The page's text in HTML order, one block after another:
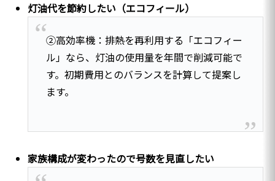
灯油代を節約したい（エコフィール）
②高効率機：排熱を再利用する「エコフィー
ル」なら、灯油の使用量を年間で削減可能で
す。初期費用とのバランスを計算して提案し
ます。
家族構成が変わったので号数を見直したい